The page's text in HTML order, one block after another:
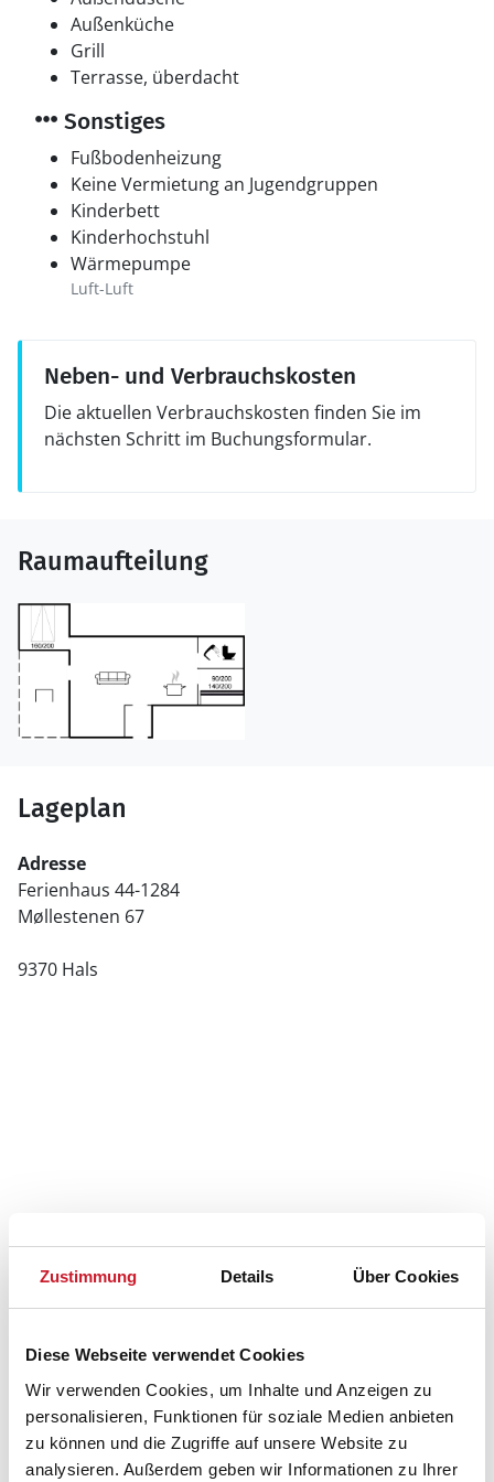
Zustimmung Details Über Cookies
Diese Webseite verwendet Cookies
Wir verwenden Cookies, um Inhalte und Anzeigen zu
personalisieren, Funktionen für soziale Medien anbieten
zu können und die Zugriffe auf unsere Website zu
analysieren. Außerdem geben wir Informationen zu Ihrer
Außenküche
Grill
Terrasse, überdacht
Sonstiges
Fußbodenheizung
Keine Vermietung an Jugendgruppen
Kinderbett
Kinderhochstuhl
Wärmepumpe
Luft-Luft
Neben- und Verbrauchskosten
Die aktuellen Verbrauchskosten finden Sie im
nächsten Schritt im Buchungsformular.
Raumaufteilung
Lageplan
Adresse
Ferienhaus 44-1284
Møllestenen 67
9370 Hals
Belegungskalender